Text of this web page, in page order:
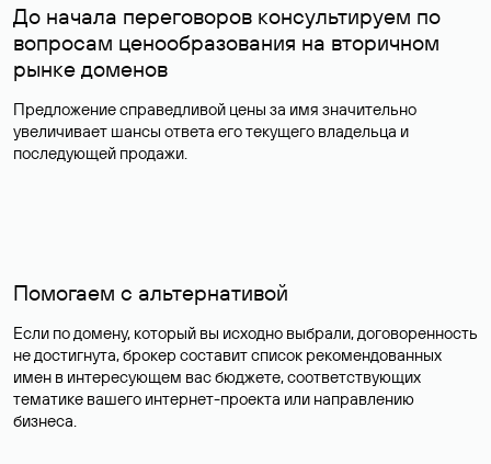
До начала переговоров консультируем по
вопросам ценообразования на вторичном
рынке доменов
Предложение справедливой цены за имя значительно
увеличивает шансы ответа его текущего владельца и
последующей продажи.
Помогаем с альтернативой
Если по домену, который вы исходно выбрали, договоренность
не достигнута, брокер составит список рекомендованных
имен в интересующем вас бюджете, соответствующих
тематике вашего интернет-проекта или направлению
бизнеса.